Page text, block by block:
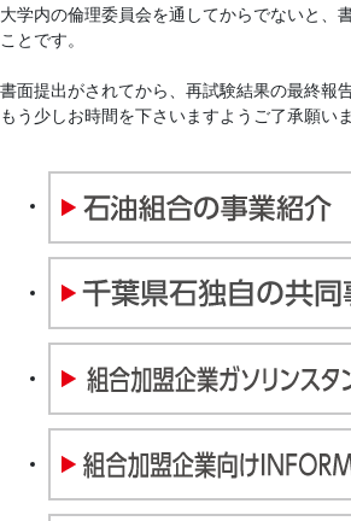
大学内の倫理委員会を通してからでないと、
ことです。
書面提出がされてから、再試験結果の最終報
もう少しお時間を下さいますようご了承願いま